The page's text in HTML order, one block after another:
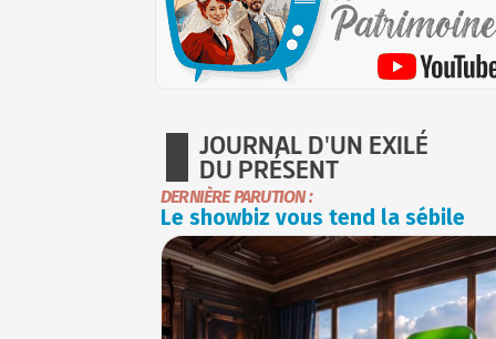
JOURNAL D'UN EXILÉ
DU PRÉSENT
DERNIÈRE PARUTION :
Le showbiz vous tend la sébile